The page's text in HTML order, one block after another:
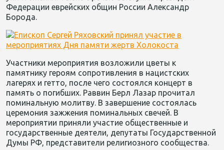
Федерации еврейских общин России Александр
Борода.
Участники мероприятия возложили цветы к
памятнику героям сопротивления в нацистских
лагерях и гетто, после чего состоялся концерт в
память о погибших. Раввин Берл Лазар прочитал
поминальную молитву. В завершение состоялась
церемония зажжения поминальных свечей. В
мероприятии приняли участие общественные и
государственные деятели, депутаты Государственной
Думы РФ, представители религиозного сообщества.